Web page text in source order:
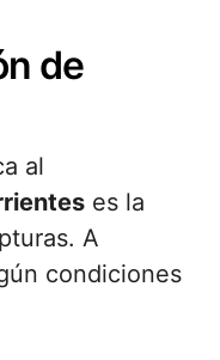
de
al
es la
A
condiciones